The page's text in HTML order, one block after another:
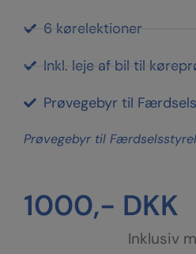
6 kørelektioner
Inkl. leje af bil til
Prøvegebyr til
Prøvegebyr til
Inklusiv
1000,- DKK